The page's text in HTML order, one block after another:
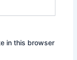
in this browser